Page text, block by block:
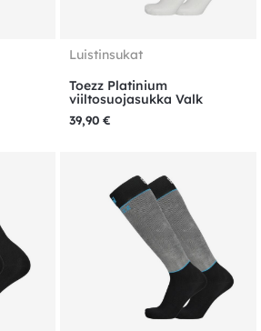
Luistinsukat
Toezz Platinium
viiltosuojasukka Valk
39,90 €